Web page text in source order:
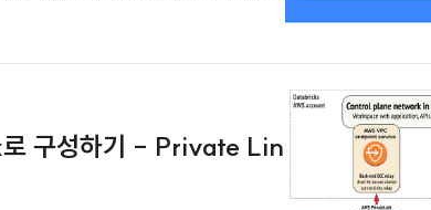
구성하기 - Private Lin